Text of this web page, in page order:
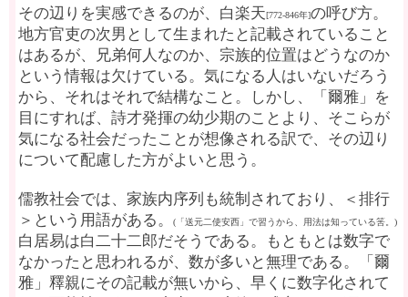
その辺りを実感できるのが、白楽天[772-846年]の呼び方。
地方官吏の次男として生まれたと記載されていること
はあるが、兄弟何人なのか、宗族的位置はどうなのか
という情報は欠けている。気になる人はいないだろう
から、それはそれで結構なこと。しかし、「爾雅」を
目にすれば、詩才発揮の幼少期のことより、そこらが
気になる社会だったことが想像される訳で、その辺り
について配慮した方がよいと思う。
儒教社会では、家族内序列も統制されており、＜排行
＞という用語がある。
(「送元二使安西」で習うから、用法は知っている筈。)
白居易は白二十二郎だそうである。もともとは数字で
なかったと思われるが、数が多いと無理である。「爾
雅」釋親にその記載が無いから、早くに数字化されて